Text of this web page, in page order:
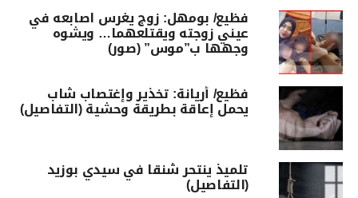
فظيع/ بومهل: زوج يغرس اصابعه في
عيني زوجته ويقتلعهما… ويشوه
وجهها ب”موس” (صور)
فظيع/ أريانة: تخذير وإغتصاب شاب
يحمل إعاقة بطريقة وحشية (التفاصيل)
تلميذ ينتحر شنقا في سيدي بوزيد
(التفاصيل)